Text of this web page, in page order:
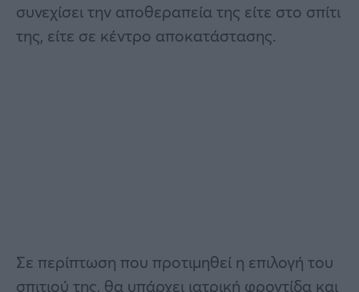
συνεχίσει την αποθεραπεία της είτε στο σπίτι
της, είτε σε κέντρο αποκατάστασης.
Σε περίπτωση που προτιμηθεί η επιλογή του
σπιτιού της, θα υπάρχει ιατρική φροντίδα και